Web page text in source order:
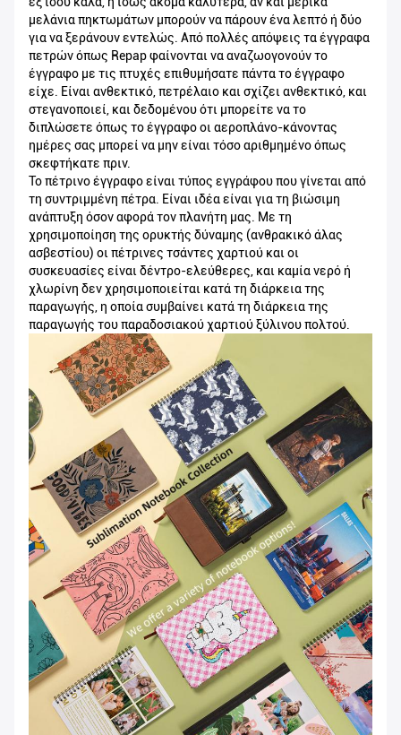
μελάνια πηκτωμάτων μπορούν να πάρουν ένα λεπτό ή δύο
για να ξεράνουν εντελώς. Από πολλές απόψεις τα έγγραφα
πετρών όπως Repap φαίνονται να αναζωογονούν το
έγγραφο με τις πτυχές επιθυμήσατε πάντα το έγγραφο
είχε. Είναι ανθεκτικό, πετρέλαιο και σχίζει ανθεκτικό, και
στεγανοποιεί, και δεδομένου ότι μπορείτε να το
διπλώσετε όπως το έγγραφο οι αεροπλάνο-κάνοντας
ημέρες σας μπορεί να μην είναι τόσο αριθμημένο όπως
σκεφτήκατε πριν.
Το πέτρινο έγγραφο είναι τύπος εγγράφου που γίνεται από
τη συντριμμένη πέτρα. Είναι ιδέα είναι για τη βιώσιμη
ανάπτυξη όσον αφορά τον πλανήτη μας. Με τη
χρησιμοποίηση της ορυκτής δύναμης (ανθρακικό άλας
ασβεστίου) οι πέτρινες τσάντες χαρτιού και οι
συσκευασίες είναι δέντρο-ελεύθερες, και καμία νερό ή
χλωρίνη δεν χρησιμοποιείται κατά τη διάρκεια της
παραγωγής, η οποία συμβαίνει κατά τη διάρκεια της
παραγωγής του παραδοσιακού χαρτιού ξύλινου πολτού.